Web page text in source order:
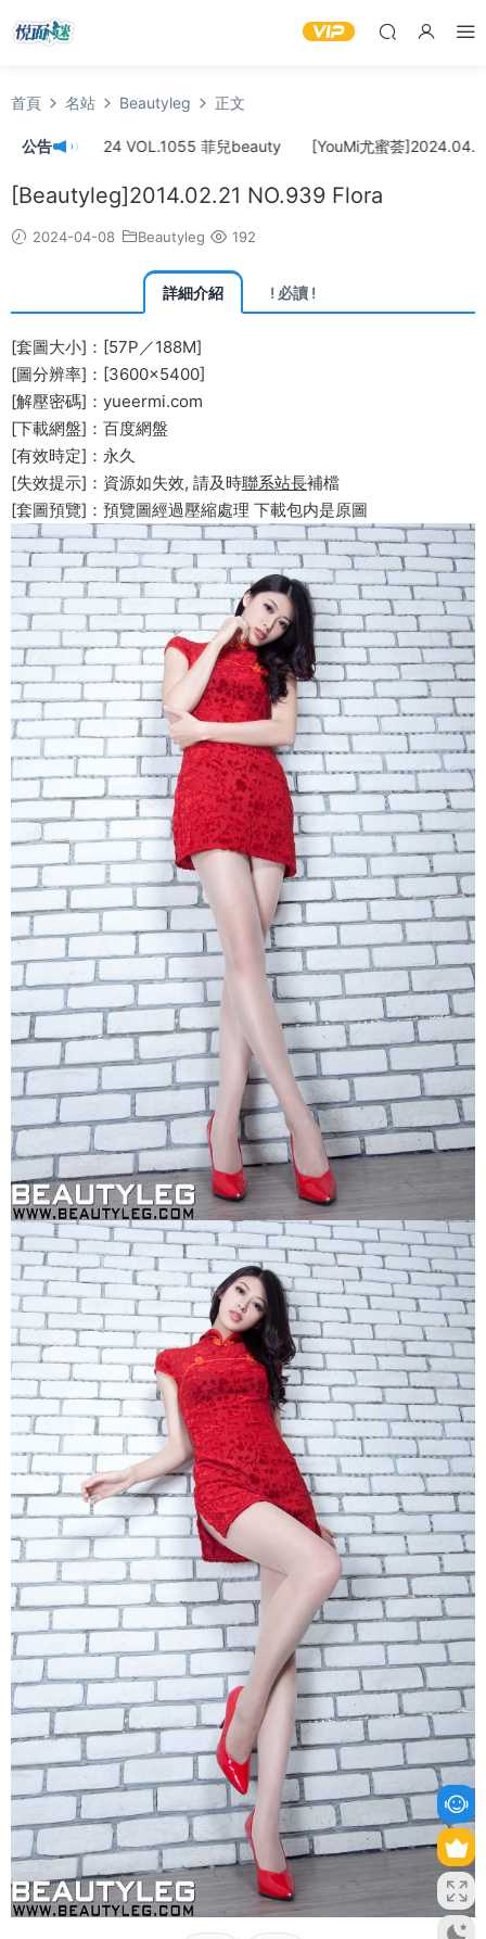
首頁 名站 Beautyleg 正文
公告
]2024.04.24 VOL.1055 菲兒beauty [YouMi尤蜜荟]2024.04.22
[Beautyleg]2014.02.21 NO.939 Flora
2024-04-08 Beautyleg 192
詳細介紹 ! 必讀 !
[套圖大小]：[57P／188M]
[圖分辨率]：[3600×5400]
[解壓密碼]：yueermi.com
[下載網盤]：百度網盤
[有效時定]：永久
[失效提示]：資源如失效, 請及時聯系站長補檔
[套圖預覽]：預覽圖經過壓縮處理 下載包内是原圖